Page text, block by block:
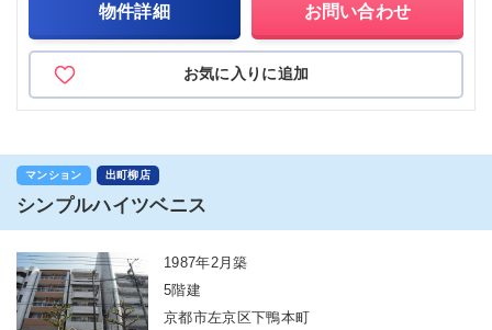
物件詳細 お問い合わせ
お気に入りに追加
マンション 出町柳店
シンプルハイツベニス
1987年2月築
5階建
京都市左京区下鴨本町